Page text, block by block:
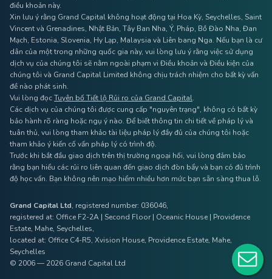
điều khoản này.
Xin lưu ý rằng Grand Capital không hoạt động tại Hoa Kỳ, Seychelles, Saint
Vincent và Grenadines, Nhật Bản, Tây Ban Nha, Ý, Pháp, Bồ Đào Nha, Đan
Mạch, Estonia, Slovenia, Hy Lạp, Malaysia và Liên bang Nga. Nếu bạn là cư
dân của một trong những quốc gia này, vui lòng lưu ý rằng việc sử dụng
dịch vụ của chúng tôi sẽ nằm ngoài phạm vi Điều khoản và Điều kiện của
chúng tôi và Grand Capital Limited không chịu trách nhiệm cho bất kỳ vấn
đề nào phát sinh.
Vui lòng đọcTuyên bố Tiết lộ Rủi ro của Grand Capital.
Các dịch vụ của chúng tôi được cung cấp "nguyên trạng", không có bất kỳ
bảo hành rõ ràng hoặc ngụ ý nào. Để biết thông tin chi tiết về pháp lý và
tuân thủ, vui lòng tham khảo tài liệu pháp lý đầy đủ của chúng tôi hoặc
tham khảo ý kiến ​​cố vấn pháp lý có trình độ.
Trước khi bắt đầu giao dịch trên thị trường ngoại hối, vui lòng đảm bảo
rằng bạn hiểu các rủi ro liên quan đến giao dịch đòn bẩy và bạn có đủ trình
độ học vấn. Bạn không nên mạo hiểm nhiều hơn mức bạn sẵn sàng thua lỗ.
Grand Capital Ltd, registered number: 036046,
registered at: Office F2-2A | Second Floor | Oceanic House | Providence
Estate, Mahe, Seychelles,
located at: Office C4-R5, Xvision House, Providence Estate, Mahe,
Seychelles
© 2006 — 2026 Grand Capital Ltd